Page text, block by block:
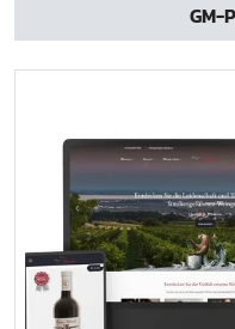
GM-